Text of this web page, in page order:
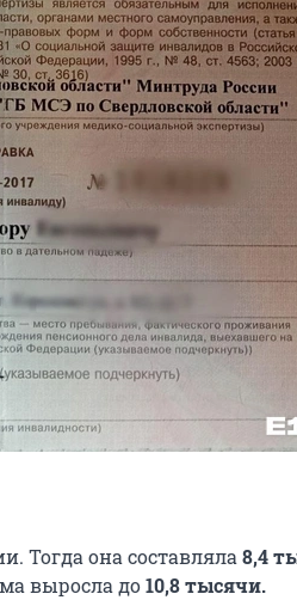
Тогда она составляла 8,4
выросла до10,8 тысячи.